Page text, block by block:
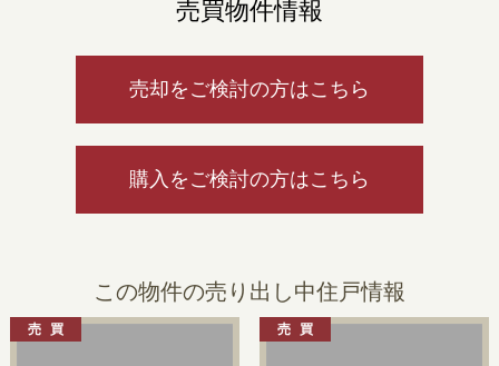
売買物件情報
売却をご検討の方はこちら
購入をご検討の方はこちら
この物件の売り出し中住戸情報